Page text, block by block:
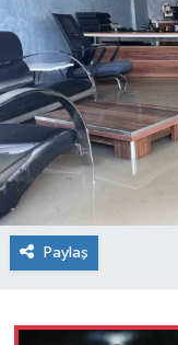
Paylaş
Tatil ve
Çevre
Okul Gazetesi